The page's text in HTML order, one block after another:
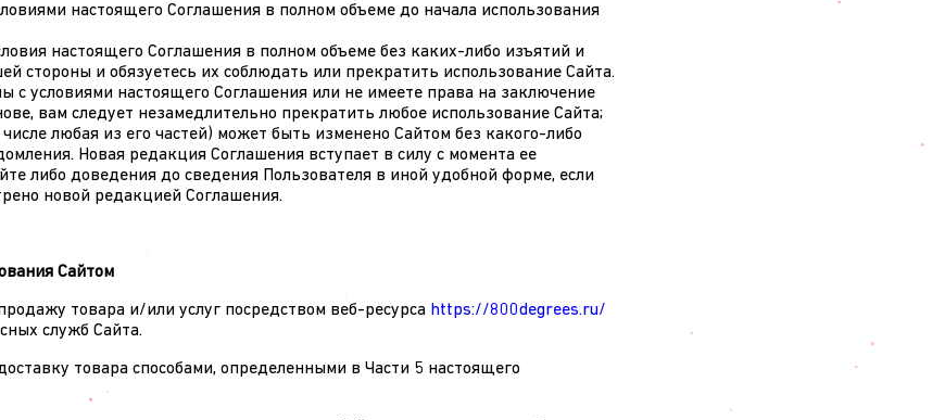
настоящего Соглашения в полном объеме до начала использования
настоящего Соглашения в полном объеме без каких-либо изъятий и
стороны и обязуетесь их соблюдать или прекратить использование Сайта.
с условиями настоящего Соглашения или не имеете права на заключение
вам следует незамедлительно прекратить любое использование Сайта;
любая из его частей) может быть изменено Сайтом без какого-либо
Новая редакция Соглашения вступает в силу с момента ее
либо доведения до сведения Пользователя в иной удобной форме, если
новой редакцией Соглашения.
Сайтом
товара и/или услуг посредством веб-ресурса https://800degrees.ru/
служб Сайта.
товара способами, определенными в Части 5 настоящего